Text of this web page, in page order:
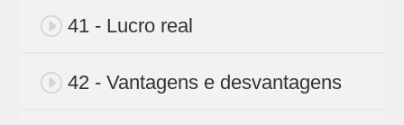
41 - Lucro real
42 - Vantagens e desvantagens